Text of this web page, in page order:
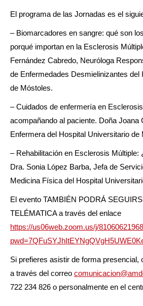
El programa de las Jornadas es el
– Biomarcadores en sangre: qué son
porqué importan en la Esclerosis
Fernández Cabredo, Neuróloga
de Enfermedades Desmielinizantes del
de Móstoles.
– Cuidados de enfermería en
acompañando al paciente. Doña Joana
Enfermera del Hospital Universitario de
– Rehabilitación en Esclerosis Múltiple:
Dra. Sonia López Barba, Jefa de
Medicina Física del Hospital
El evento TAMBIÉN PODRÁ
TELÉMATICA a través del enlace
https://us06web.zoom.us/j/
Si prefieres asistir de forma presencial,
a través del correo
722 234 826 o personalmente en el